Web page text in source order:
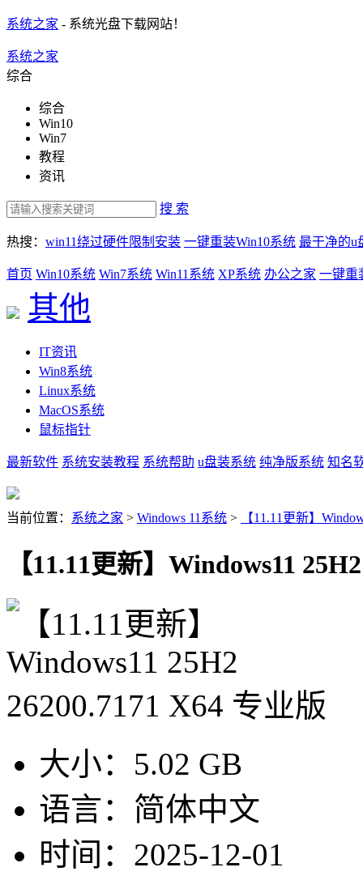
系统之家 - 系统光盘下载网站！
系统之家
综合
综合
Win10
Win7
教程
资讯
搜 索
热搜： win11绕过硬件限制安装 一键重装Win10系统 最干净的u
首页 Win10系统 Win7系统 Win11系统 XP系统 办公之家 一键重
其他
IT资讯
Win8系统
Linux系统
MacOS系统
鼠标指针
最新软件 系统安装教程 系统帮助 u盘装系统 纯净版系统 知名
当前位置： 系统之家 > Windows 11系统 > 【11.11更新】
【11.11更新】Windows11
大小： 5.02 GB
语言： 简体中文
时间： 2025-12-01